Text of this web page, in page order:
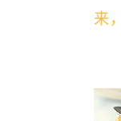
来